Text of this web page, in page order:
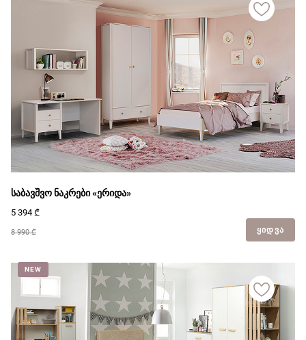
საბავშვო ნაკრები «ერიდა»
8 990 ₾
5 394 ₾
ᲧᲘᲓᲕᲐ
NEW